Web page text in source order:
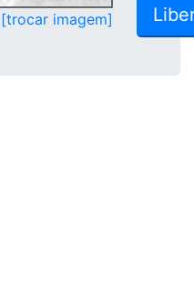
[trocar imagem]